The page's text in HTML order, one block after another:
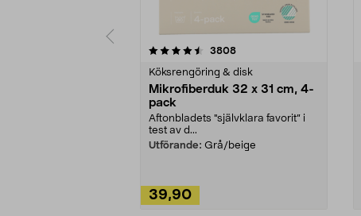
3808recensioner
Köksrengöring & disk
Mikrofiberduk 32 x 31 cm, 4-
pack
Aftonbladets "självklara favorit” i
test av d...
Utförande: Grå/beige
39,90
4.0av 5 stjärnor